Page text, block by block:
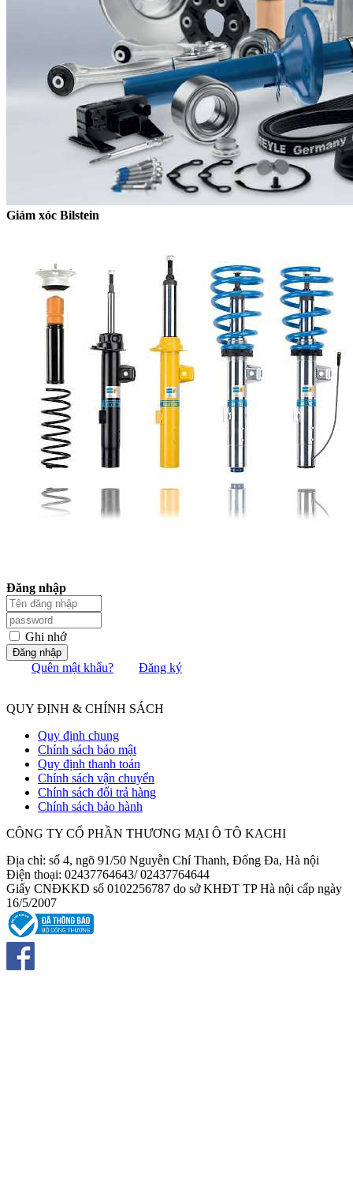
Giảm xóc Bilstein
Đăng nhập
Ghi nhớ
Đăng nhập
Quên mật khẩu? Đăng ký
QUY ĐỊNH & CHÍNH SÁCH
Quy định chung
Chính sách bảo mật
Quy định thanh toán
Chính sách vận chuyển
Chính sách đổi trả hàng
Chính sách bảo hành
CÔNG TY CỔ PHẦN THƯƠNG MẠI Ô TÔ KACHI
Địa chỉ: số 4, ngõ 91/50 Nguyễn Chí Thanh, Đống Đa, Hà nội
Điện thoại: 02437764643/ 02437764644
Giấy CNĐKKD số 0102256787 do sở KHĐT TP Hà nội cấp ngày
16/5/2007